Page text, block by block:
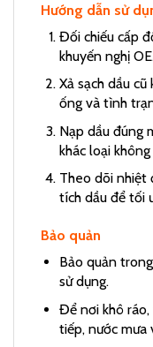
Hướng dẫn sử
Đối chiếu cấp
khuyến nghị
Xả sạch dầu
ống và tình
Nạp dầu đúng
khác loại
Theo dõi nhiệt
tích dầu để tối
Bảo quản
Bảo quản
sử dụng.
Để nơi khô
tiếp, nước mưa